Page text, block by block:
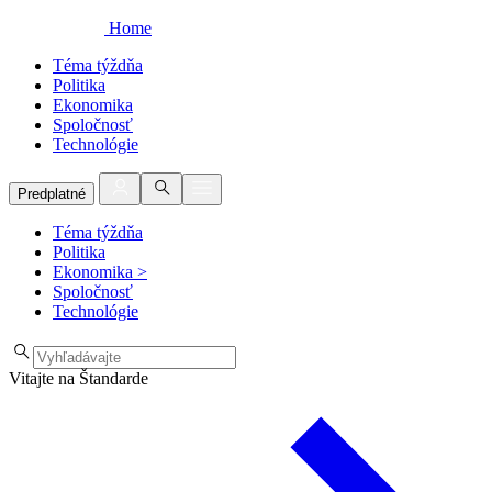
Home
Téma týždňa
Politika
Ekonomika
Spoločnosť
Technológie
Predplatné
Téma týždňa
Politika
Ekonomika >
Spoločnosť
Technológie
Vitajte na Štandarde